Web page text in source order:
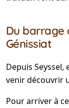
Du barrage
Génissiat
Depuis
venir découvrir
Pour arriver à